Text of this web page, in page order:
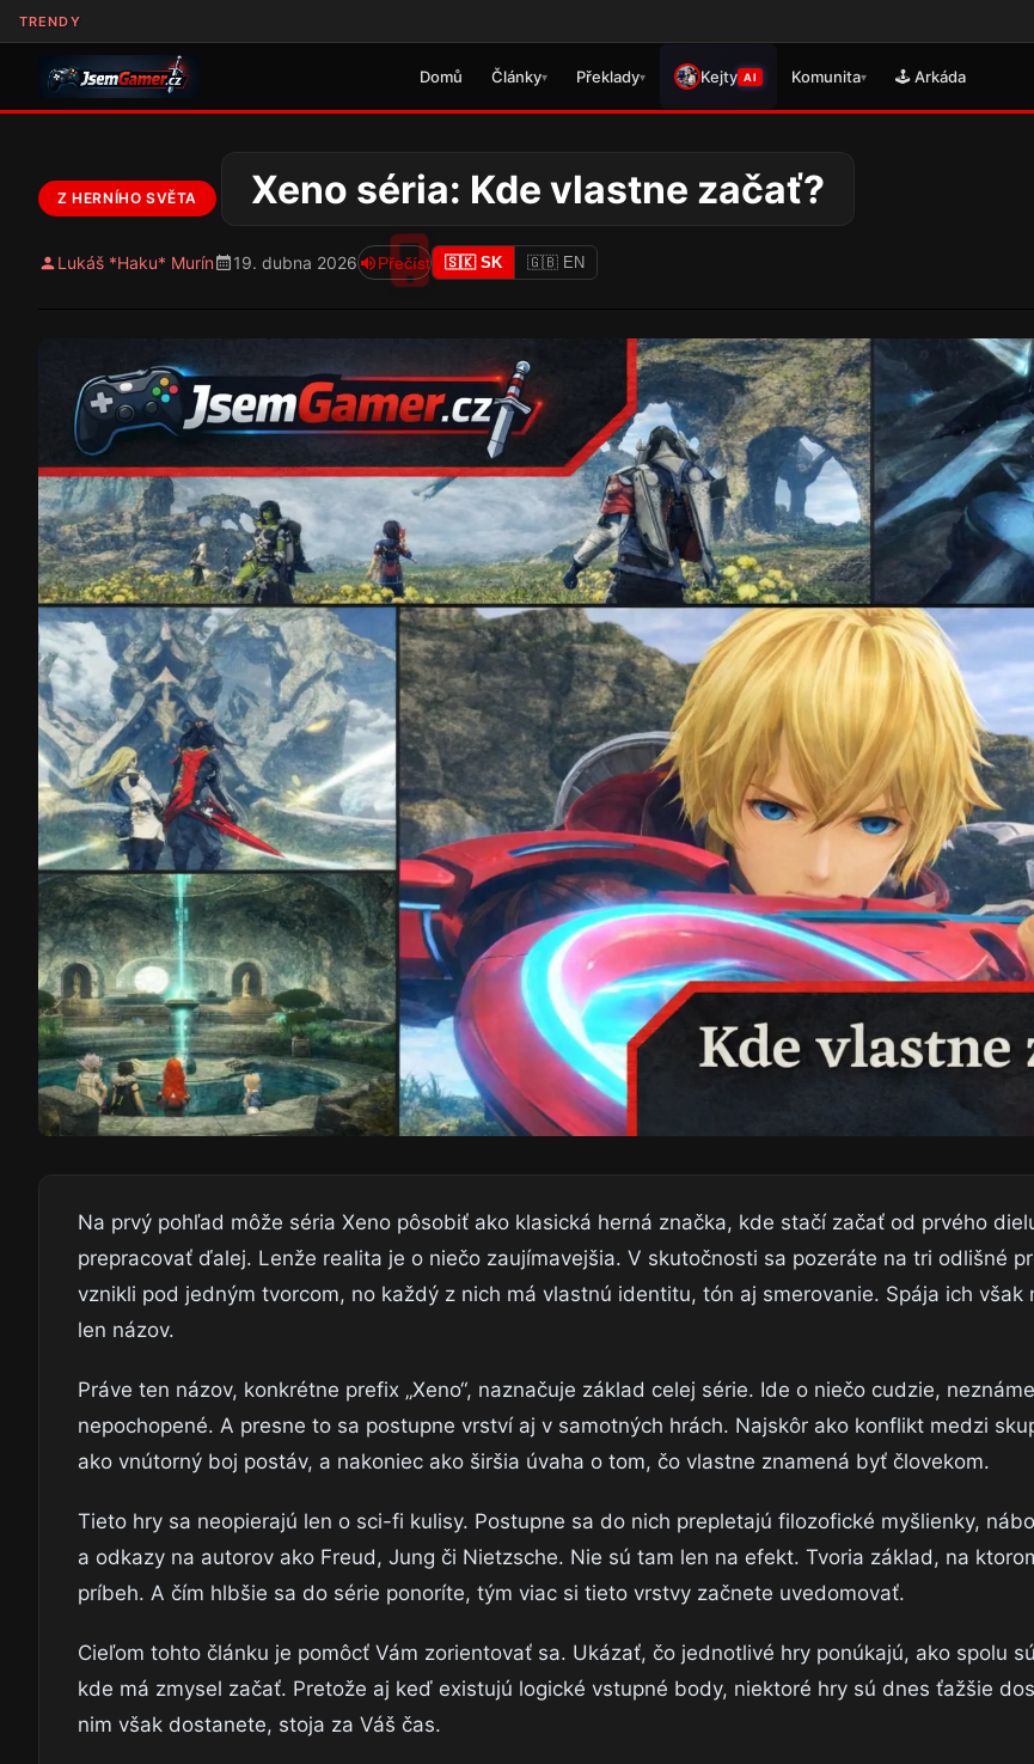
TRENDY 🎮 Právě se vydal
Domů Články▾ Překlady▾ Kejty AI Komunita▾ 🕹️ Arkáda
Z HERNÍHO SVĚTA Xeno séria: Kde vlastne začať?
Lukáš *Haku* Murín 19. dubna 2026 Přečíst 🇸🇰 SK 🇬🇧 EN
Na prvý pohľad môže séria Xeno pôsobiť ako klasická herná značka, kde stačí začať od prvého
prepracovať ďalej. Lenže realita je o niečo zaujímavejšia. V skutočnosti sa pozeráte na tri odlišné
vznikli pod jedným tvorcom, no každý z nich má vlastnú identitu, tón aj smerovanie. Spája ich však
len názov.
Práve ten názov, konkrétne prefix „Xeno“, naznačuje základ celej série. Ide o niečo cudzie,
nepochopené. A presne to sa postupne vrství aj v samotných hrách. Najskôr ako konflikt medzi
ako vnútorný boj postáv, a nakoniec ako širšia úvaha o tom, čo vlastne znamená byť človekom.
Tieto hry sa neopierajú len o sci-fi kulisy. Postupne sa do nich prepletajú filozofické myšlienky,
a odkazy na autorov ako Freud, Jung či Nietzsche. Nie sú tam len na efekt. Tvoria základ, na
príbeh. A čím hlbšie sa do série ponoríte, tým viac si tieto vrstvy začnete uvedomovať.
Cieľom tohto článku je pomôcť Vám zorientovať sa. Ukázať, čo jednotlivé hry ponúkajú, ako spolu
kde má zmysel začať. Pretože aj keď existujú logické vstupné body, niektoré hry sú dnes ťažšie
nim však dostanete, stoja za Váš čas.